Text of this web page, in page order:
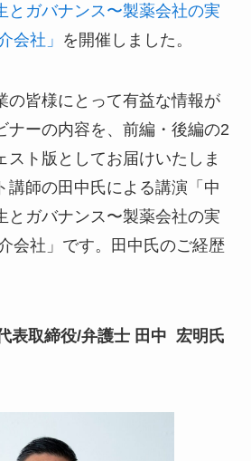
とガバナンス〜製薬会社の実
会社」
を開催しました。
の皆様にとって有益な情報が
ナーの内容を、前編・後編の2
スト版としてお届けいたしま
講師の田中氏による講演「中
とガバナンス〜製薬会社の実
会社」です。田中氏のご経歴
表取締役/弁護士 田中 宏明氏